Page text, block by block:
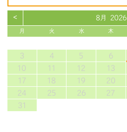
< 8月 2026
月 火 水 木
3
4 5 6
10
11 12 13
17
18 19 20
24
25 26 27
31